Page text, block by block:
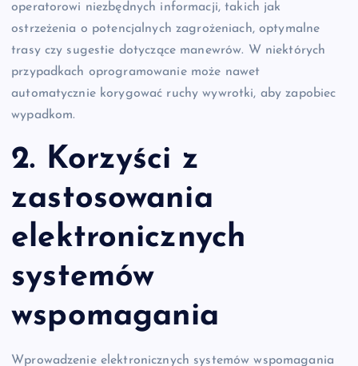
operatorowi niezbędnych informacji, takich jak
ostrzeżenia o potencjalnych zagrożeniach, optymalne
trasy czy sugestie dotyczące manewrów. W niektórych
przypadkach oprogramowanie może nawet
automatycznie korygować ruchy wywrotki, aby zapobiec
wypadkom.
2. Korzyści z
zastosowania
elektronicznych
systemów
wspomagania
Wprowadzenie elektronicznych systemów wspomagania